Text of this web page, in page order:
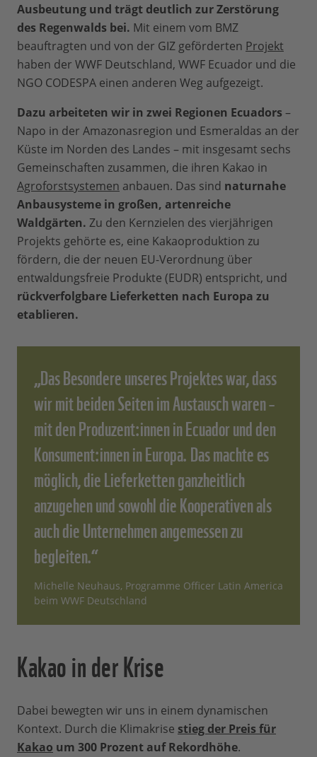
Ausbeutung und trägt deutlich zur Zerstörung
des Regenwalds bei. Mit einem vom BMZ
beauftragten und von der GIZ geförderten Projekt
haben der WWF Deutschland, WWF Ecuador und die
NGO CODESPA einen anderen Weg aufgezeigt.
Dazu arbeiteten wir in zwei Regionen Ecuadors –
Napo in der Amazonasregion und Esmeraldas an der
Küste im Norden des Landes – mit insgesamt sechs
Gemeinschaften zusammen, die ihren Kakao in
Agroforstsystemen anbauen. Das sind naturnahe
Anbausysteme in großen, artenreiche
Waldgärten. Zu den Kernzielen des vierjährigen
Projekts gehörte es, eine Kakaoproduktion zu
fördern, die der neuen EU-Verordnung über
entwaldungsfreie Produkte (EUDR) entspricht, und
rückverfolgbare Lieferketten nach Europa zu
etablieren.
„Das Besondere unseres Projektes war, dass
wir mit beiden Seiten im Austausch waren –
mit den Produzent:innen in Ecuador und den
Konsument:innen in Europa. Das machte es
möglich, die Lieferketten ganzheitlich
anzugehen und sowohl die Kooperativen als
auch die Unternehmen angemessen zu
begleiten.“
Michelle Neuhaus, Programme Officer Latin America
beim WWF Deutschland
Kakao in der Krise
Dabei bewegten wir uns in einem dynamischen
Kontext. Durch die Klimakrise stieg der Preis für
Kakao um 300 Prozent auf Rekordhöhe.